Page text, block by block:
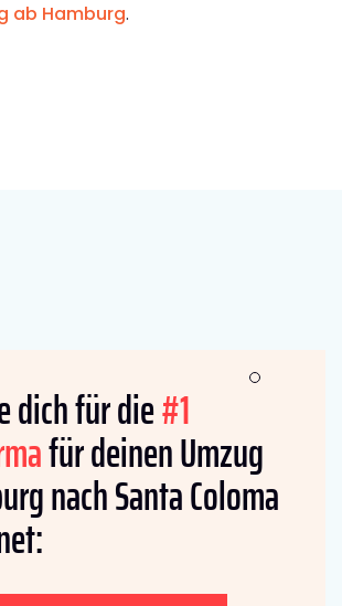
ab Hamburg.
dich für die#1
für deinen Umzug
nach Santa Coloma